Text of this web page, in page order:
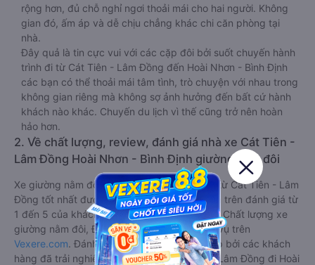
rộng hơn, đủ chỗ nghỉ ngơi thoải mái cho hai người. Không
gian đó, ấm áp và dễ chịu chẳng khác chi căn phòng tại
nhà.
Đây quả là tin cực vui với các cặp đôi bởi suốt chuyến hành
trình đi từ Cát Tiên - Lâm Đồng đến Hoài Nhơn - Bình Định
các bạn có thể thoải mái tâm tình, trò chuyện với nhau trong
không gian riêng mà không sợ ảnh hưởng đến bất cứ hành
khách nào khác. Chuyến du lịch vì thế cũng trở nên hoàn
hảo hơn.
2. Về chất lượng, review, đánh giá nhà xe Cát Tiên -
Lâm Đồng Hoài Nhơn - Bình Định giường nằm đôi
Xe giường nằm đôi đi Hoài Nhơn - Bình Định từ Cát Tiên - Lâm
Đồng tốt nhất được phân loại chất lượng dựa trên đánh giá từ
1 đến 5 của khách hàng với các tiêu chí như: Chất lượng xe
giường nằm đôi, Đúng giờ, Chất lượng phục vụ trên
Vexere.com. Đánh giá này được viết trực tiếp bởi các khách
hàng đã trải nghiệm các hãng Xe Cát Tiên - Lâm Đồng đi Hoài